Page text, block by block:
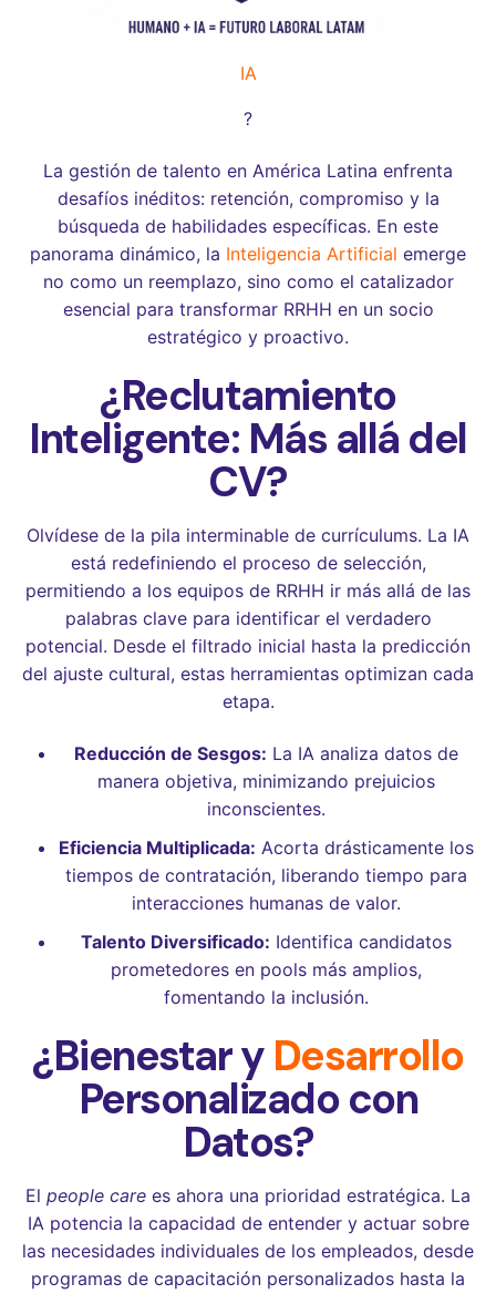
IA
?
La gestión de talento en América Latina enfrenta
desafíos inéditos: retención, compromiso y la
búsqueda de habilidades específicas. En este
panorama dinámico, la Inteligencia Artificial emerge
no como un reemplazo, sino como el catalizador
esencial para transformar RRHH en un socio
estratégico y proactivo.
¿Reclutamiento
Inteligente: Más allá del
CV?
Olvídese de la pila interminable de currículums. La IA
está redefiniendo el proceso de selección,
permitiendo a los equipos de RRHH ir más allá de las
palabras clave para identificar el verdadero
potencial. Desde el filtrado inicial hasta la predicción
del ajuste cultural, estas herramientas optimizan cada
etapa.
Reducción de Sesgos: La IA analiza datos de
manera objetiva, minimizando prejuicios
inconscientes.
Eficiencia Multiplicada: Acorta drásticamente los
tiempos de contratación, liberando tiempo para
interacciones humanas de valor.
Talento Diversificado: Identifica candidatos
prometedores en pools más amplios,
fomentando la inclusión.
¿Bienestar y Desarrollo
Personalizado con
Datos?
El people care es ahora una prioridad estratégica. La
IA potencia la capacidad de entender y actuar sobre
las necesidades individuales de los empleados, desde
programas de capacitación personalizados hasta la